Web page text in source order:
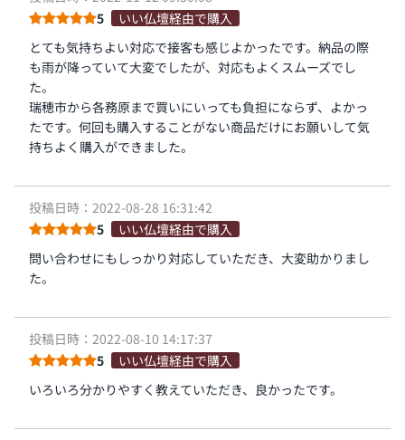
5
いい仏壇経由で購入
とても気持ちよい対応で接客も感じよかったです。納品の際
も雨が降っていて大変でしたが、対応もよくスムーズでし
た。
瑞穂市から各務原まで買いにいっても負担にならず、よかっ
たです。何回も購入することがない商品だけにお願いして気
持ちよく購入ができました。
投稿日時：2022-08-28 16:31:42
5
いい仏壇経由で購入
問い合わせにもしっかり対応していただき、大変助かりまし
た。
投稿日時：2022-08-10 14:17:37
5
いい仏壇経由で購入
いろいろ分かりやすく教えていただき、良かったです。